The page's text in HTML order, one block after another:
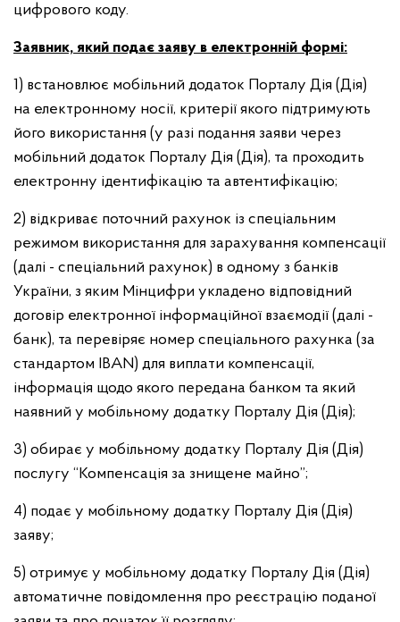
цифрового коду.
Заявник, який подає заяву в електронній формі:
1) встановлює мобільний додаток Порталу Дія (Дія)
на електронному носії, критерії якого підтримують
його використання (у разі подання заяви через
мобільний додаток Порталу Дія (Дія), та проходить
електронну ідентифікацію та автентифікацію;
2) відкриває поточний рахунок із спеціальним
режимом використання для зарахування компенсації
(далі - спеціальний рахунок) в одному з банків
України, з яким Мінцифри укладено відповідний
договір електронної інформаційної взаємодії (далі -
банк), та перевіряє номер спеціального рахунка (за
стандартом IBAN) для виплати компенсації,
інформація щодо якого передана банком та який
наявний у мобільному додатку Порталу Дія (Дія);
3) обирає у мобільному додатку Порталу Дія (Дія)
послугу “Компенсація за знищене майно”;
4) подає у мобільному додатку Порталу Дія (Дія)
заяву;
5) отримує у мобільному додатку Порталу Дія (Дія)
автоматичне повідомлення про реєстрацію поданої